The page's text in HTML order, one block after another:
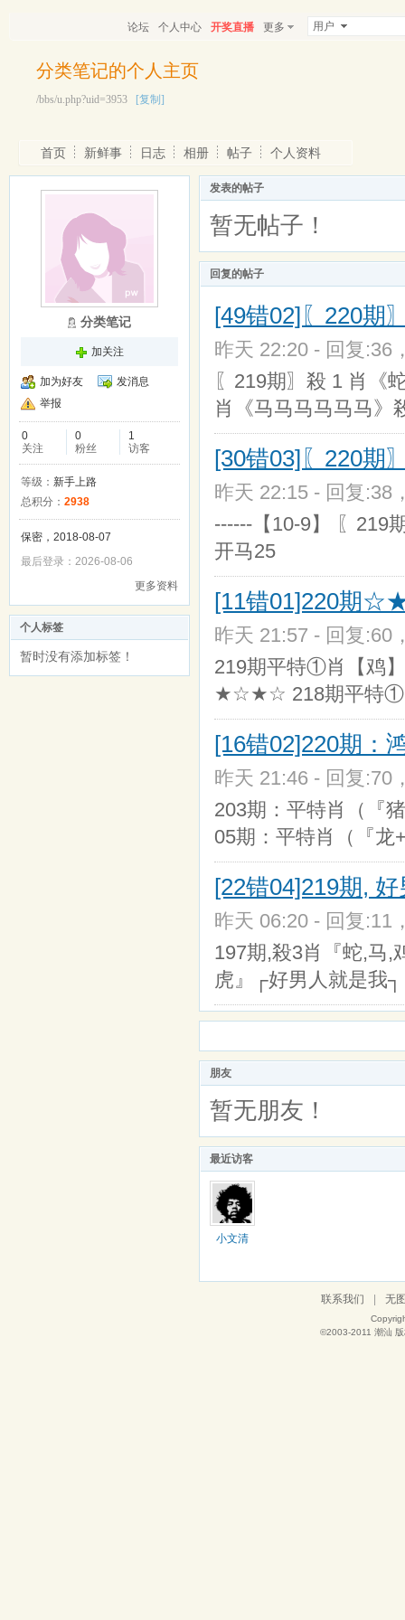
论坛 个人中心 开奖直播 更多 用户
分类笔记的个人主页
/bbs/u.php?uid=3953 [复制]
首页 新鲜事 日志 相册 帖子 个人资料
分类笔记
加关注
加为好友
发消息
举报
0
关注
0
粉丝
1
访客
等级： 新手上路
总积分： 2938
保密，2018-08-07
最后登录：2026-08-06
更多资料
个人标签
暂时没有添加标签！
发表的帖子
暂无帖子！
回复的帖子
[49错02]〖220期
昨天 22:20 - 回复:36
〖219期〗殺 1 肖《
肖《马马马马马马》
[30错03]〖220期
昨天 22:15 - 回复:38
------【10-9】 〖
开马25
[11错01]220
昨天 21:57 - 回复:60
219期平特①肖【
★☆★☆ 218期平特①
[16错02]220期：
昨天 21:46 - 回复:70
203期：平特肖（『
05期：平特肖（『龙
[22错04]219期,
昨天 06:20 - 回复:11
197期,殺3肖『蛇,马,
虎』┌好男人就是我
朋友
暂无朋友！
最近访客
小文清
联系我们 无
©2003-2011 潮汕